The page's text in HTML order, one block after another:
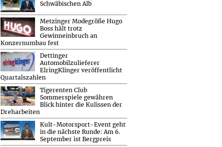
Schwäbischen Alb
Metzinger Modegröße Hugo
Boss hält trotz
Gewinneinbruch an
Konzernumbau fest
Dettinger
Automobilzulieferer
ElringKlinger veröffentlicht
Quartalszahlen
Tigerenten Club
Sommerspiele gewähren
Blick hinter die Kulissen der
Dreharbeiten
Kult-Motorsport-Event geht
in die nächste Runde: Am 6.
September ist Bergpreis